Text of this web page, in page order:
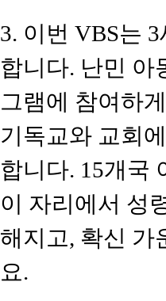
3. 이번 VBS는
합니다. 난민 아
그램에 참여하
기독교와 교회
합니다. 15개국
이 자리에서 성
해지고, 확신 가
요.